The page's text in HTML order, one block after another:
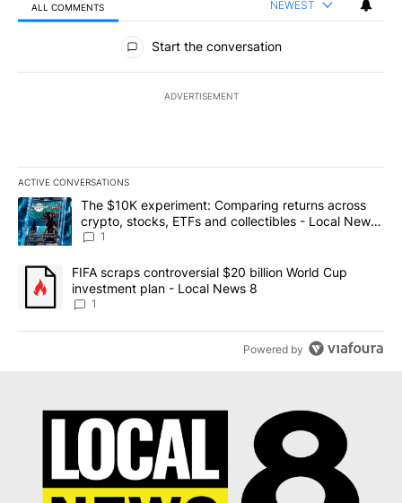
ALL COMMENTS NEWEST
All Comments
Start the conversation
ADVERTISEMENT
ACTIVE CONVERSATIONS
The following is a list of the most commented articles in the last
A trending article titled "The $10K experiment: Comparing
The $10K experiment: Comparing returns across
crypto, stocks, ETFs and collectibles - Local News
8
1
A trending article titled "FIFA scraps controversial $20 billion
FIFA scraps controversial $20 billion World Cup
investment plan - Local News 8
1
Powered by